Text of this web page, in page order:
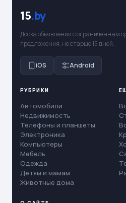
15.by
Доска объявлений с ограниченным
предложения, не старше 15 дней.
iOS Android
РУБРИКИ
Автомобили
Недвижимость
Телефоны и планшеты
Электроника
Компьютеры
Мебель
Одежда
Детям и мамам
Животные дома